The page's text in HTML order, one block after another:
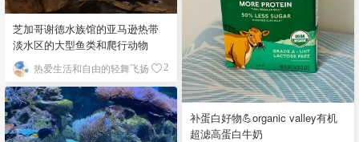
补蛋白好物💪organic valley有机
超滤高蛋白牛奶
芝加哥谢德水族馆的亚马逊热带
淡水区的大型鱼类和爬行动物
热爱生活和自由的轻舞飞扬 2